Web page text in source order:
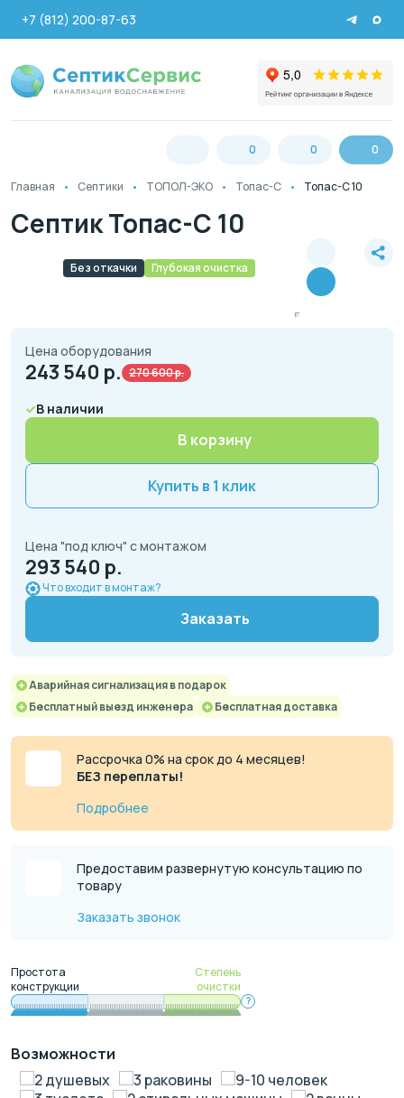
+7 (812) 200-87-63
0 0 0
Главная Септики ТОПОЛ-ЭКО Топас-С Топас-С 10
Септик Топас-С 10
Без откачки Глубокая очистка
Цена оборудования
243 540 р. 270 600 р.
В наличии
В корзину
Купить в 1 клик
Цена "под ключ" с монтажом
293 540 р.
Что входит в монтаж?
Заказать
Аварийная сигнализация в подарок
Бесплатный выезд инженера
Бесплатная доставка
Рассрочка 0% на срок до 4 месяцев!
БЕЗ переплаты!
Подробнее
Предоставим развернутую консультацию по
товару
Заказать звонок
Простота
конструкции
Степень
очистки
?
Возможности
2 душевых
3 раковины
9-10 человек